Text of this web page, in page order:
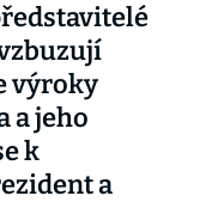
výroky
a jeho
k
a